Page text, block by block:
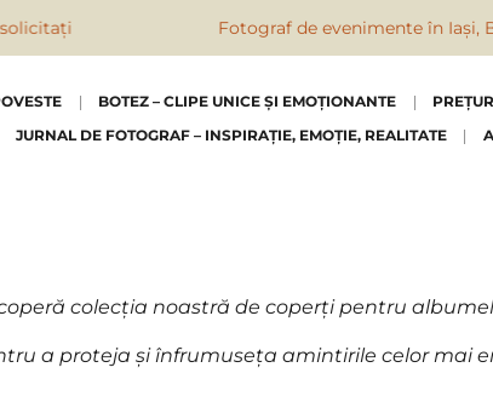
BOTEZ – CLIPE UNICE ȘI EMOȚIONANTE
JURNAL DE FOTOGRAF – INSPIRAȚIE, EMOȚIE, REALITATE
colecția noastră de coperți pentru
a proteja și înfrumuseța amintirile celor
Fotograf de evenimente în Iași, Botoșani,